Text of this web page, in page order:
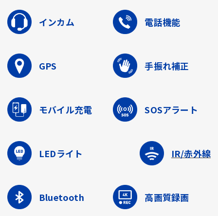
インカム 電話機能
GPS 手振れ補正
モバイル充電 SOSアラート
LEDライト IR/赤外線
Bluetooth 高画質録画